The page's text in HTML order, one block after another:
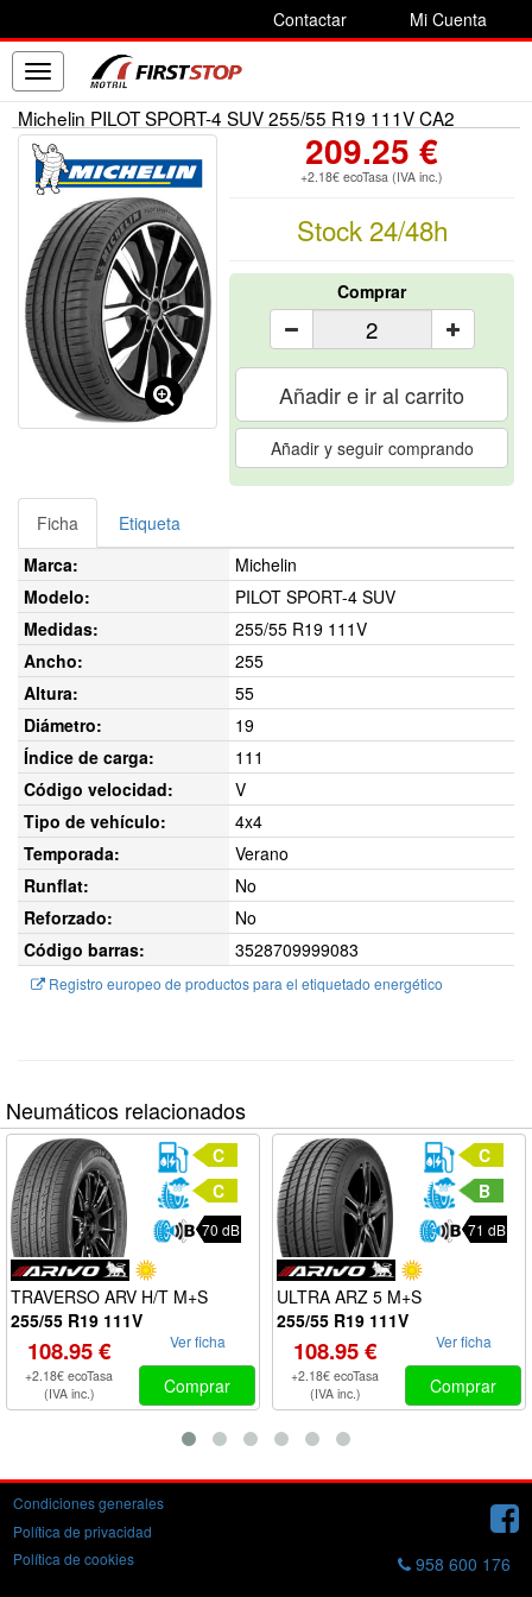
Contactar Mi Cuenta
Toggle
navigation
Michelin PILOT SPORT-4 SUV 255/55 R19 111V CA2
209.25 €
+2.18€ ecoTasa (IVA inc.)
Stock 24/48h
Comprar
Añadir e ir al carrito
Añadir y seguir comprando
Ficha
Etiqueta
Marca:
Michelin
Modelo:
PILOT SPORT-4 SUV
Medidas:
255/55 R19 111V
Ancho:
255
Altura:
55
Diámetro:
19
Índice de carga:
111
Código velocidad:
V
Tipo de vehículo:
4x4
Temporada:
Verano
Runflat:
No
Reforzado:
No
Código barras:
3528709999083
Registro europeo de productos para el etiquetado energético
Neumáticos relacionados
C
C
70 dB
TRAVERSO ARV H/T M+S
255/55 R19 111V
108.95 €
+2.18€ ecoTasa
(IVA inc.)
Ver ficha
Comprar
C
B
71 dB
ULTRA ARZ 5 M+S
255/55 R19 111V
108.95 €
+2.18€ ecoTasa
(IVA inc.)
Ver ficha
Comprar
Condiciones generales
Política de privacidad
Política de cookies
958 600 176